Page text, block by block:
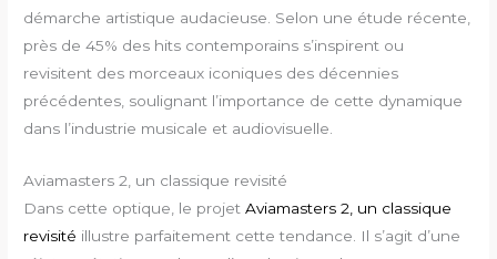
démarche artistique audacieuse. Selon une étude récente,
près de 45% des hits contemporains s’inspirent ou
revisitent des morceaux iconiques des décennies
précédentes, soulignant l’importance de cette dynamique
dans l’industrie musicale et audiovisuelle.
Aviamasters 2, un classique revisité
Dans cette optique, le projetAviamasters 2, un classique
revisité illustre parfaitement cette tendance. Il s’agit d’une